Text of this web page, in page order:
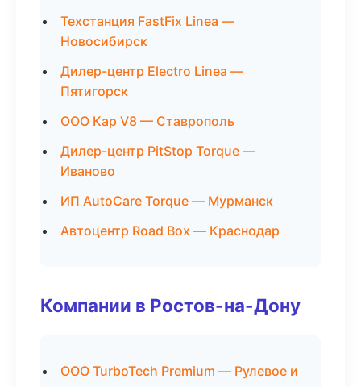
Техстанция FastFix Linea —
Новосибирск
Дилер-центр Electro Linea —
Пятигорск
ООО Кар V8 — Ставрополь
Дилер-центр PitStop Torque —
Иваново
ИП AutoCare Torque — Мурманск
Автоцентр Road Box — Краснодар
Компании в Ростов-на-Дону
ООО TurboTech Premium — Рулевое и